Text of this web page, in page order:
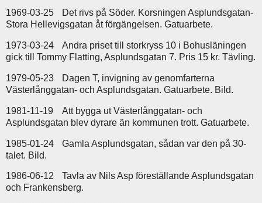
1969-03-25
Det rivs på Söder. Korsningen Asplundsgatan-
Stora Hellevigsgatan åt förgängelsen. Gatuarbete.
1973-03-24
Andra priset till storkryss 10 i Bohusläningen
gick till Tommy Flatting, Asplundsgatan 7. Pris 15 kr. Tävling.
1979-05-23
Dagen T, invigning av genomfarterna
Västerlånggatan- och Asplundsgatan. Gatuarbete. Bild.
1981-11-19
Att bygga ut Västerlånggatan- och
Asplundsgatan blev dyrare än kommunen trott. Gatuarbete.
1985-01-24
Gamla Asplundsgatan, sådan var den på 30-
talet. Bild.
1986-06-12
Tavla av Nils Asp föreställande Asplundsgatan
och Frankensberg.